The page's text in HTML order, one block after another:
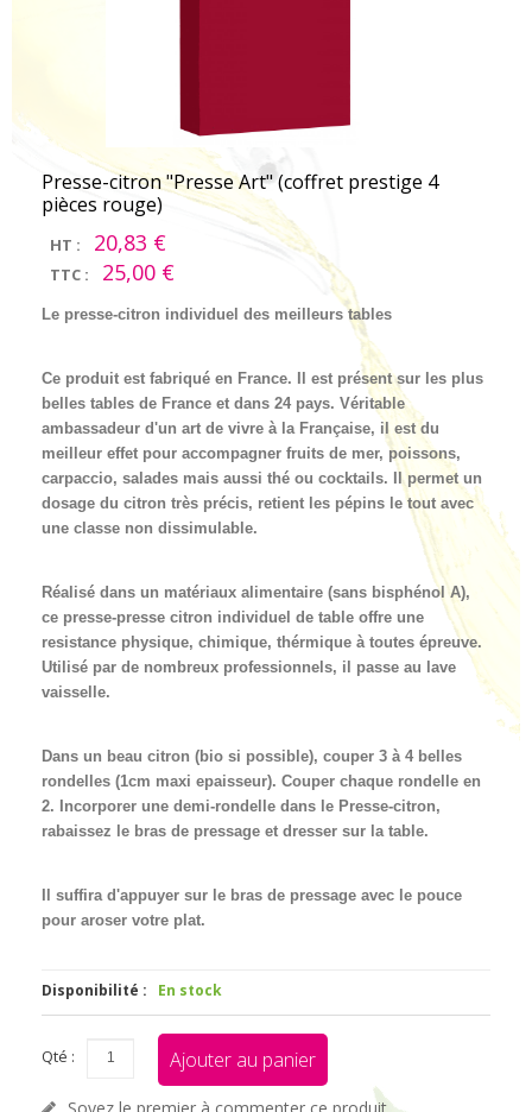
Presse-citron "Presse Art" (coffret prestige 4
pièces rouge)
HT : 20,83 €
TTC : 25,00 €
Le presse-citron individuel des meilleurs tables
Ce produit est fabriqué en France. Il est présent sur les plus
belles tables de France et dans 24 pays. Véritable
ambassadeur d'un art de vivre à la Française, il est du
meilleur effet pour accompagner fruits de mer, poissons,
carpaccio, salades mais aussi thé ou cocktails. Il permet un
dosage du citron très précis, retient les pépins le tout avec
une classe non dissimulable.
Réalisé dans un matériaux alimentaire (sans bisphénol A),
ce presse-presse citron individuel de table offre une
resistance physique, chimique, thérmique à toutes épreuve.
Utilisé par de nombreux professionnels, il passe au lave
vaisselle.
Dans un beau citron (bio si possible), couper 3 à 4 belles
rondelles (1cm maxi epaisseur). Couper chaque rondelle en
2. Incorporer une demi-rondelle dans le Presse-citron,
rabaissez le bras de pressage et dresser sur la table.
Il suffira d'appuyer sur le bras de pressage avec le pouce
pour aroser votre plat.
Disponibilité : En stock
Qté : Ajouter au panier